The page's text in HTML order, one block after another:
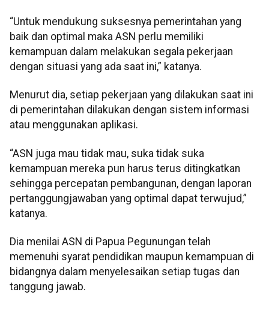
“Untuk mendukung suksesnya pemerintahan yang
baik dan optimal maka ASN perlu memiliki
kemampuan dalam melakukan segala pekerjaan
dengan situasi yang ada saat ini,” katanya.
Menurut dia, setiap pekerjaan yang dilakukan saat ini
di pemerintahan dilakukan dengan sistem informasi
atau menggunakan aplikasi.
“ASN juga mau tidak mau, suka tidak suka
kemampuan mereka pun harus terus ditingkatkan
sehingga percepatan pembangunan, dengan laporan
pertanggungjawaban yang optimal dapat terwujud,”
katanya.
Dia menilai ASN di Papua Pegunungan telah
memenuhi syarat pendidikan maupun kemampuan di
bidangnya dalam menyelesaikan setiap tugas dan
tanggung jawab.